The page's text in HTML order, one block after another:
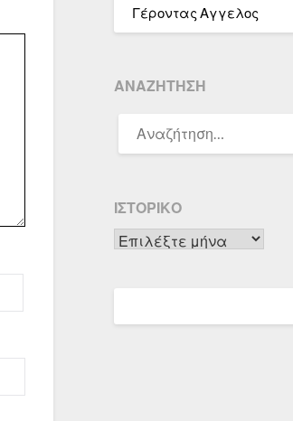
Γέροντας Αγγελος
ΑΝΑΖΉΤΗΣΗ
ΓΙΑ:
ΙΣΤΟΡΙΚΌ
Ιστορικό